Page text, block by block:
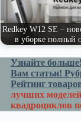
Redkey W12 SE –
в уборке полный
Узнайте
Вам статьи!
Рейтинг
лучших
квадроциклов